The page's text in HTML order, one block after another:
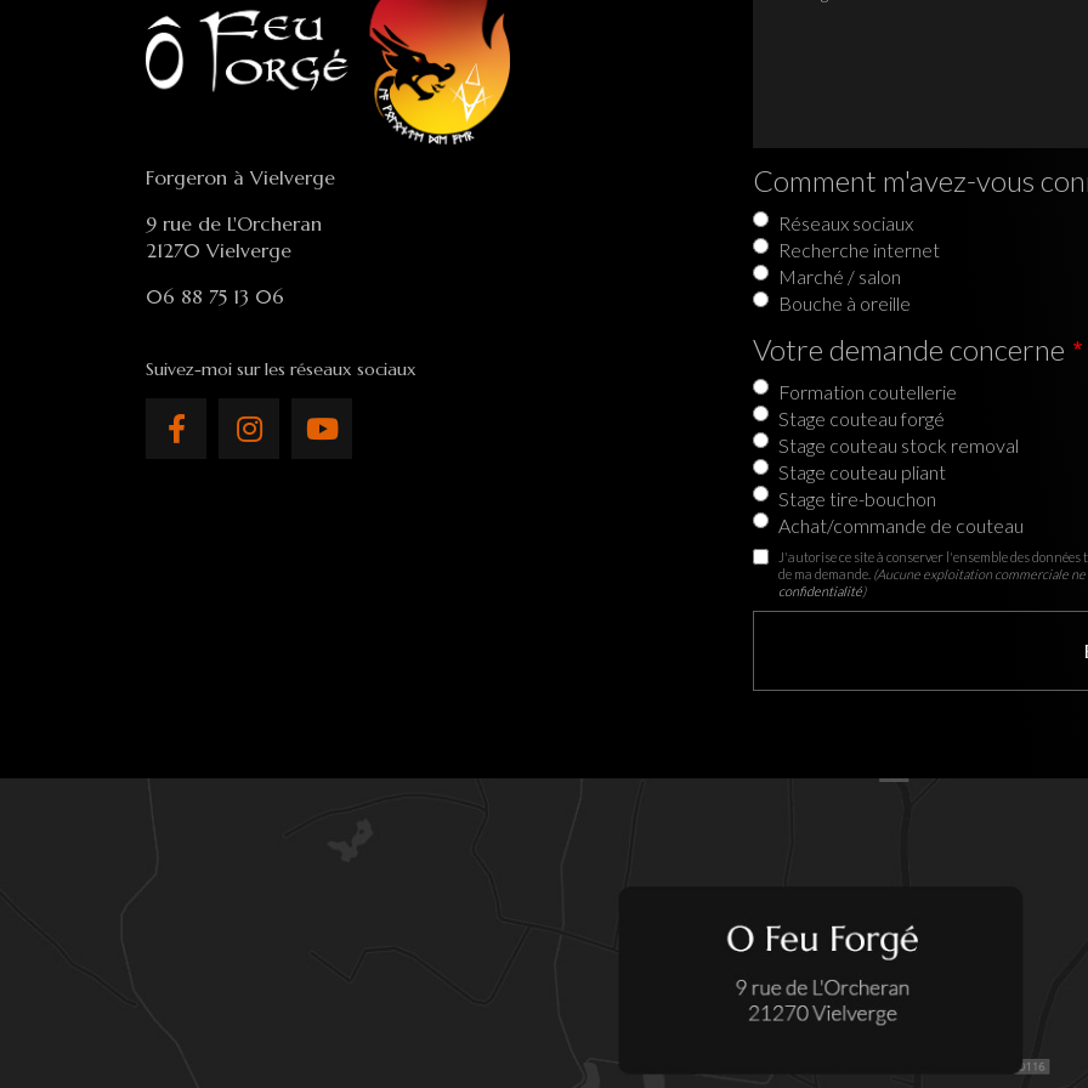
Forgeron à Vielverge
9 rue de L'Orcheran
21270 Vielverge
06 88 75 13 06
Suivez-moi sur les réseaux sociaux
Comment m'avez-vous
Réseaux sociaux
Recherche internet
Marché / salon
Bouche à oreille
Votre demande concerne
Formation coutellerie
Stage couteau forgé
Stage couteau stock removal
Stage couteau pliant
Stage tire-bouchon
Achat/commande de couteau
J'autorise ce site à conserver l'ensemble des
de ma demande. (Aucune exploitation commerciale
confidentialité)